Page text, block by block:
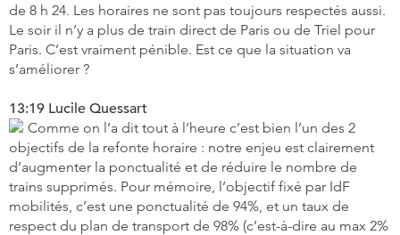
de 8 h 24. Les horaires ne sont pas toujours respectés aussi.
Le soir il n’y a plus de train direct de Paris ou de Triel pour
Paris. C’est vraiment pénible. Est ce que la situation va
s’améliorer ?
13:19 Lucile Quessart
Comme on l’a dit tout à l’heure c’est bien l’un des 2
objectifs de la refonte horaire : notre enjeu est clairement
d’augmenter la ponctualité et de réduire le nombre de
trains supprimés. Pour mémoire, l’objectif fixé par IdF
mobilités, c’est une ponctualité de 94%, et un taux de
respect du plan de transport de 98% (c’est-à-dire au max 2%